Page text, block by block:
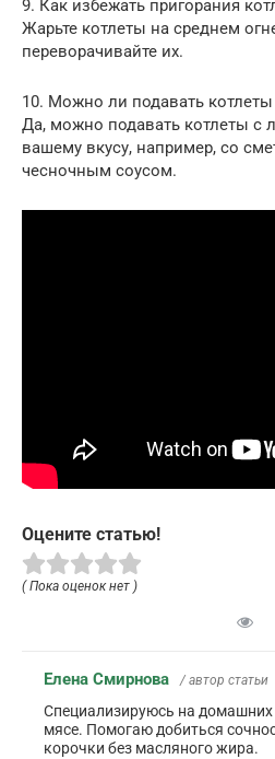
9. Как избежать пригорания
Жарьте котлеты на среднем
переворачивайте их.
10. Можно ли подавать
Да, можно подавать котлеты с
вашему вкусу, например, со
чесночным соусом.
Оцените статью!
( Пока оценок нет )
Елена Смирнова / автор статьи
Специализируюсь на домашних
мясе. Помогаю добиться
корочки без масляного жира.